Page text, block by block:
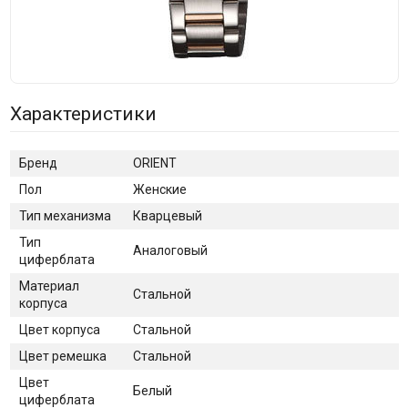
Характеристики
Бренд
ORIENT
Пол
Женские
Тип механизма
Кварцевый
Тип
циферблата
Аналоговый
Материал
корпуса
Стальной
Цвет корпуса
Стальной
Цвет ремешка
Стальной
Цвет
циферблата
Белый